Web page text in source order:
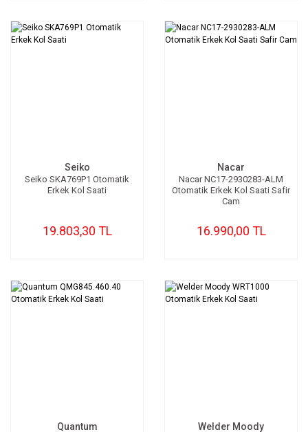
Seiko
Seiko SKA769P1 Otomatik
Erkek Kol Saati
19.803,30 TL
Nacar
Nacar NC17-2930283-ALM
Otomatik Erkek Kol Saati Safir
Cam
16.990,00 TL
Quantum Welder Moody